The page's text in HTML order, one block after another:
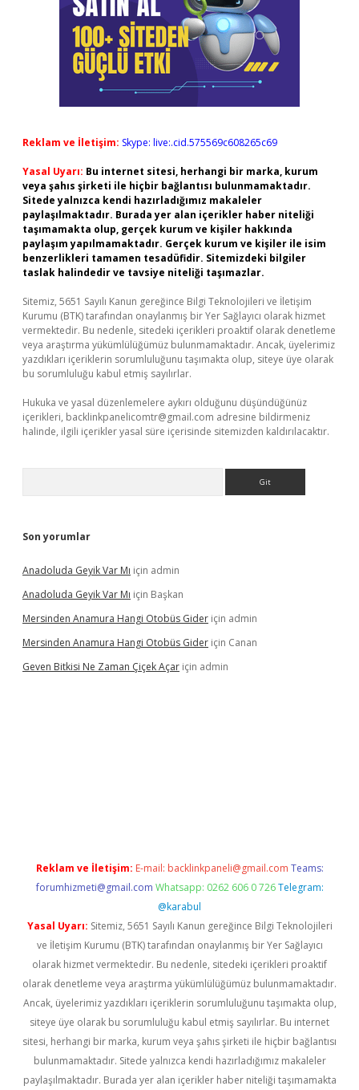
Reklam ve İletişim: Skype: live:.cid.575569c608265c69
Yasal Uyarı: Bu internet sitesi, herhangi bir marka, kurum
veya şahıs şirketi ile hiçbir bağlantısı bulunmamaktadır.
Sitede yalnızca kendi hazırladığımız makaleler
paylaşılmaktadır. Burada yer alan içerikler haber niteliği
taşımamakta olup, gerçek kurum ve kişiler hakkında
paylaşım yapılmamaktadır. Gerçek kurum ve kişiler ile isim
benzerlikleri tamamen tesadüfidir. Sitemizdeki bilgiler
taslak halindedir ve tavsiye niteliği taşımazlar.
Sitemiz, 5651 Sayılı Kanun gereğince Bilgi Teknolojileri ve İletişim
Kurumu (BTK) tarafından onaylanmış bir Yer Sağlayıcı olarak hizmet
vermektedir. Bu nedenle, sitedeki içerikleri proaktif olarak denetleme
veya araştırma yükümlülüğümüz bulunmamaktadır. Ancak, üyelerimiz
yazdıkları içeriklerin sorumluluğunu taşımakta olup, siteye üye olarak
bu sorumluluğu kabul etmiş sayılırlar.
Hukuka ve yasal düzenlemelere aykırı olduğunu düşündüğünüz
içerikleri, backlinkpanelicomtr@gmail.com adresine bildirmeniz
halinde, ilgili içerikler yasal süre içerisinde sitemizden kaldırılacaktır.
Son yorumlar
Anadoluda Geyik Var Mı için admin
Anadoluda Geyik Var Mı için Başkan
Mersinden Anamura Hangi Otobüs Gider için admin
Mersinden Anamura Hangi Otobüs Gider için Canan
Geven Bitkisi Ne Zaman Çiçek Açar için admin
Reklam ve İletişim: E-mail: backlinkpaneli@gmail.com Teams:
forumhizmeti@gmail.com Whatsapp: 0262 606 0 726 Telegram:
@karabul
Yasal Uyarı: Sitemiz, 5651 Sayılı Kanun gereğince Bilgi Teknolojileri
ve İletişim Kurumu (BTK) tarafından onaylanmış bir Yer Sağlayıcı
olarak hizmet vermektedir. Bu nedenle, sitedeki içerikleri proaktif
olarak denetleme veya araştırma yükümlülüğümüz bulunmamaktadır.
Ancak, üyelerimiz yazdıkları içeriklerin sorumluluğunu taşımakta olup,
siteye üye olarak bu sorumluluğu kabul etmiş sayılırlar. Bu internet
sitesi, herhangi bir marka, kurum veya şahıs şirketi ile hiçbir bağlantısı
bulunmamaktadır. Sitede yalnızca kendi hazırladığımız makaleler
paylaşılmaktadır. Burada yer alan içerikler haber niteliği taşımamakta